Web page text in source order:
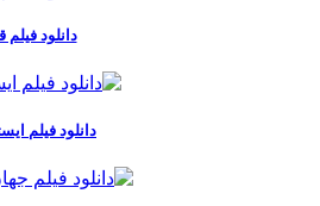
دانلود فیلم
دانلود فیلم